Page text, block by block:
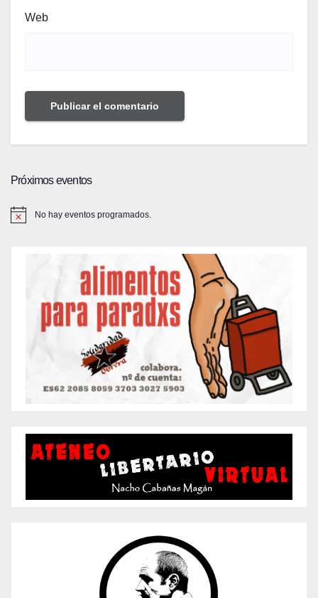
Web
Próximos eventos
No hay eventos programados.